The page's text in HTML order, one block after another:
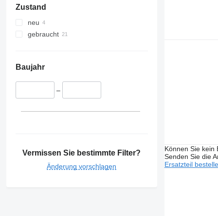
Zustand
neu
gebraucht
Baujahr
–
Vermissen Sie bestimmte Filter?
Änderung vorschlagen
Können Sie kein
Senden Sie die
Ersatzteil